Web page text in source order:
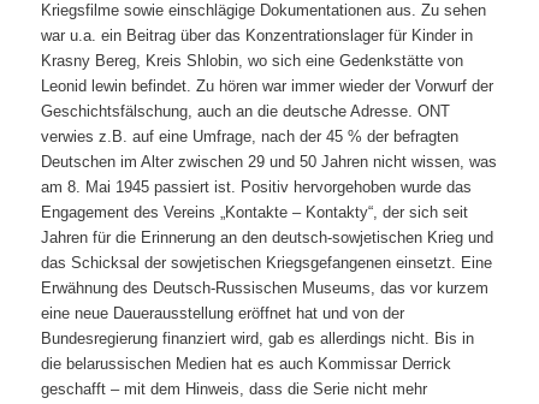
Kriegsfilme sowie einschlägige Dokumentationen aus. Zu sehen
war u.a. ein Beitrag über das Konzentrationslager für Kinder in
Krasny Bereg, Kreis Shlobin, wo sich eine Gedenkstätte von
Leonid lewin befindet. Zu hören war immer wieder der Vorwurf der
Geschichtsfälschung, auch an die deutsche Adresse. ONT
verwies z.B. auf eine Umfrage, nach der 45 % der befragten
Deutschen im Alter zwischen 29 und 50 Jahren nicht wissen, was
am 8. Mai 1945 passiert ist. Positiv hervorgehoben wurde das
Engagement des Vereins „Kontakte – Kontakty“, der sich seit
Jahren für die Erinnerung an den deutsch-sowjetischen Krieg und
das Schicksal der sowjetischen Kriegsgefangenen einsetzt. Eine
Erwähnung des Deutsch-Russischen Museums, das vor kurzem
eine neue Dauerausstellung eröffnet hat und von der
Bundesregierung finanziert wird, gab es allerdings nicht. Bis in
die belarussischen Medien hat es auch Kommissar Derrick
geschafft – mit dem Hinweis, dass die Serie nicht mehr